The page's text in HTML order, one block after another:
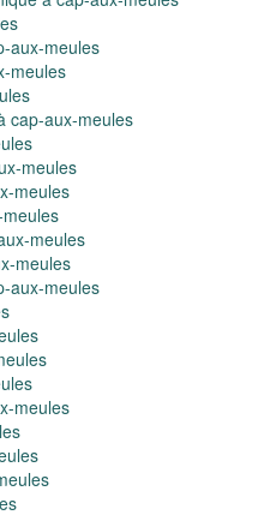
aux-meules
meules
cap-aux-meules
meules
meules
meules
meules
aux-meules
meules